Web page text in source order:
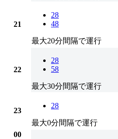
21
28
48
最大20分間隔で運行
22
28
58
最大30分間隔で運行
23
28
最大0分間隔で運行
00